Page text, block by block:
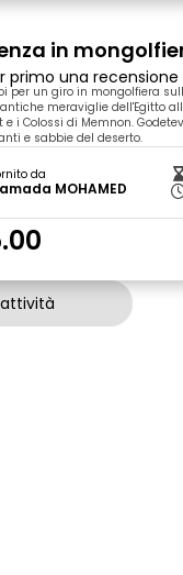
in
primo una recensione
per un giro in mongolfiera
meraviglie dell'Egitto
e i Colossi di Memnon.
e sabbie del deserto.
da
MOHAMED